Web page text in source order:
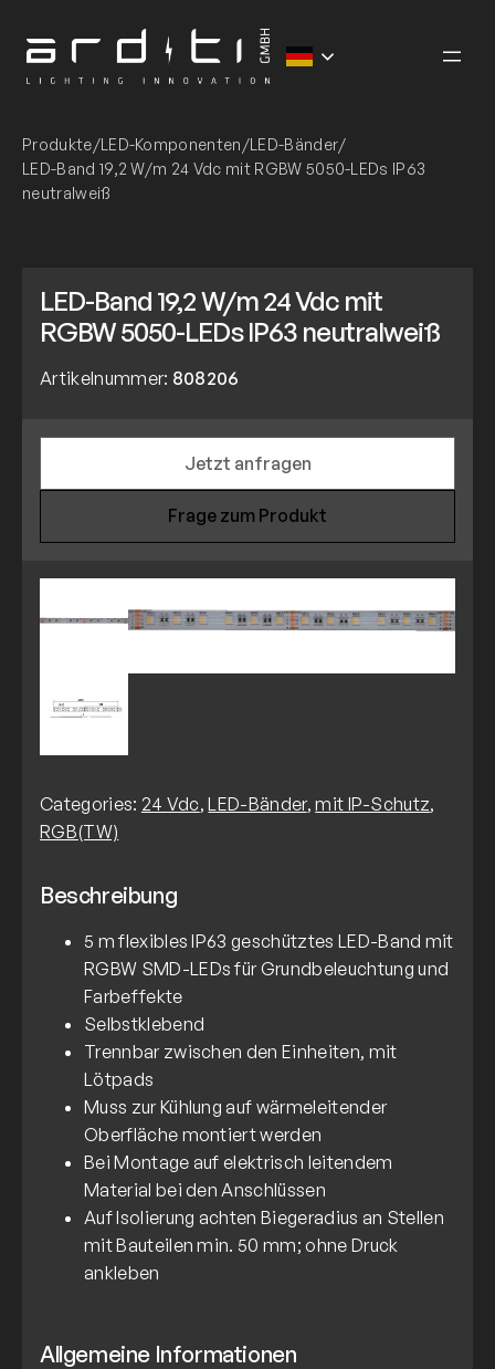
Inhalt
springen
Produkte/LED-Komponenten/LED-Bänder/
LED-Band 19,2 W/m 24 Vdc mit RGBW 5050-LEDs IP63
neutralweiß
LED-Band 19,2 W/m 24 Vdc mit
RGBW 5050-LEDs IP63 neutralweiß
Artikelnummer: 808206
Jetzt anfragen
Frage zum Produkt
Categories: 24 Vdc,LED-Bänder,mit IP-Schutz,
RGB(TW)
Beschreibung
5 m flexibles IP63 geschütztes LED-Band mit
RGBW SMD-LEDs für Grundbeleuchtung und
Farbeffekte
Selbstklebend
Trennbar zwischen den Einheiten, mit
Lötpads
Muss zur Kühlung auf wärmeleitender
Oberfläche montiert werden
Bei Montage auf elektrisch leitendem
Material bei den Anschlüssen
Auf Isolierung achten Biegeradius an Stellen
mit Bauteilen min. 50 mm; ohne Druck
ankleben
Allgemeine Informationen